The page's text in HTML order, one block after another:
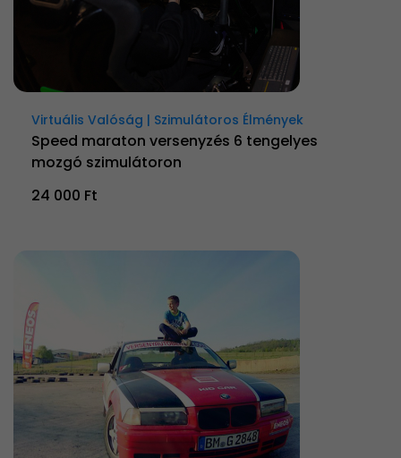
Virtuális Valóság | Szimulátoros Élmények
Speed maraton versenyzés 6 tengelyes
mozgó szimulátoron
24 000 Ft